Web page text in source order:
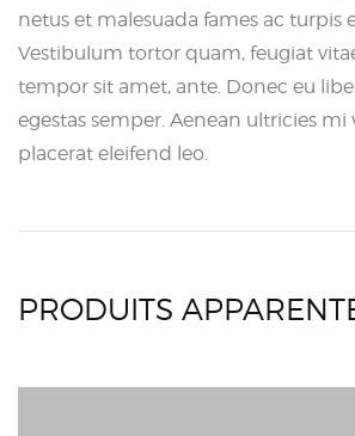
netus et malesuada fames ac turpis
Vestibulum tortor quam, feugiat
tempor sit amet, ante. Donec eu
egestas semper. Aenean ultricies mi
placerat eleifend leo.
PRODUITS